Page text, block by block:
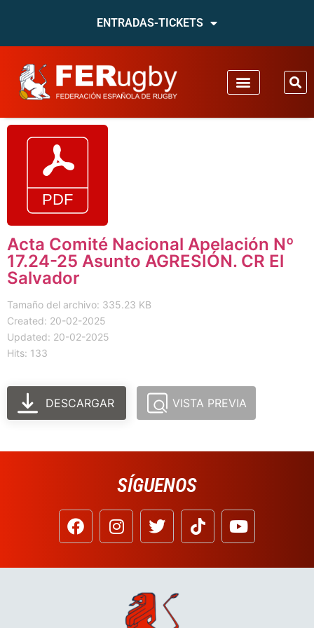
ENTRADAS-TICKETS
Acta Comité Nacional Apelación Nº
17.24-25 Asunto AGRESIÓN. CR El
Salvador
Tamaño del archivo: 335.23 KB
Created: 20-02-2025
Updated: 20-02-2025
Hits: 133
DESCARGAR VISTA PREVIA
SÍGUENOS